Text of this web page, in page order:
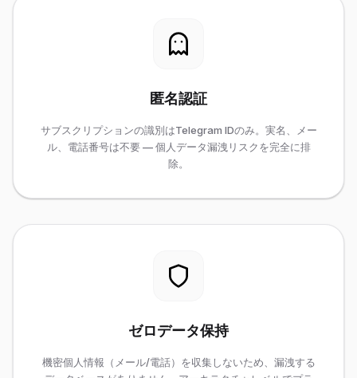
匿名認証
サブスクリプションの識別はTelegram IDのみ。実名、メー
ル、電話番号は不要 — 個人データ漏洩リスクを完全に排
除。
ゼロデータ保持
機密個人情報（メール/電話）を収集しないため、漏洩する